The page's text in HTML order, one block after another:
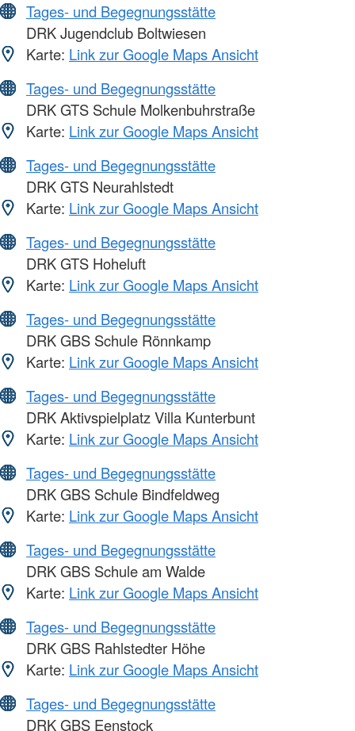
Tages- und Begegnungsstätte
DRK Jugendclub Boltwiesen
Karte: Link zur Google Maps Ansicht
Tages- und Begegnungsstätte
DRK GTS Schule Molkenbuhrstraße
Karte: Link zur Google Maps Ansicht
Tages- und Begegnungsstätte
DRK GTS Neurahlstedt
Karte: Link zur Google Maps Ansicht
Tages- und Begegnungsstätte
DRK GTS Hoheluft
Karte: Link zur Google Maps Ansicht
Tages- und Begegnungsstätte
DRK GBS Schule Rönnkamp
Karte: Link zur Google Maps Ansicht
Tages- und Begegnungsstätte
DRK Aktivspielplatz Villa Kunterbunt
Karte: Link zur Google Maps Ansicht
Tages- und Begegnungsstätte
DRK GBS Schule Bindfeldweg
Karte: Link zur Google Maps Ansicht
Tages- und Begegnungsstätte
DRK GBS Schule am Walde
Karte: Link zur Google Maps Ansicht
Tages- und Begegnungsstätte
DRK GBS Rahlstedter Höhe
Karte: Link zur Google Maps Ansicht
Tages- und Begegnungsstätte
DRK GBS Eenstock